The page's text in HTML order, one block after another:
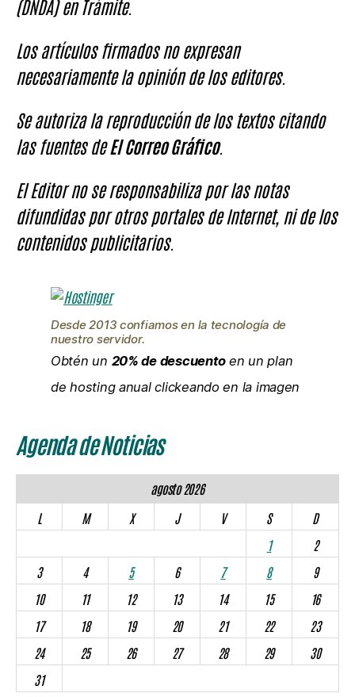
(DNDA) en Trámite.
Los artículos firmados no expresan
necesariamente la opinión de los editores.
Se autoriza la reproducción de los textos citando
las fuentes deEl Correo Gráfico.
El Editor no se responsabiliza por las notas
difundidas por otros portales de Internet, ni de los
contenidos publicitarios.
Desde 2013 confiamos en la tecnología de
nuestro servidor.
Obtén un 20% de descuentoen un plan
de hosting anual clickeando en la imagen
Agenda de Noticias
agosto 2026
L
M X J V S
D
1
2
3
4 5 6 7 8
9
10
11 12 13 14 15
16
17
18 19 20 21 22
23
24
25 26 27 28 29
30
31